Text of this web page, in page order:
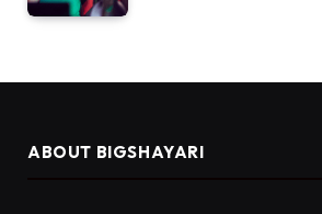
ABOUT BIGSHAYARI